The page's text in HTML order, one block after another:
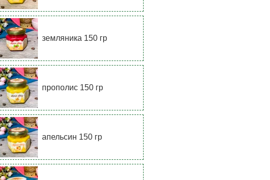
земляника 150 гр
прополис 150 гр
апельсин 150 гр